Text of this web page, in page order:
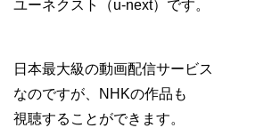
ユーネクスト（u-next）です。
日本最大級の動画配信サービス
なのですが、NHKの作品も
視聴することができます。